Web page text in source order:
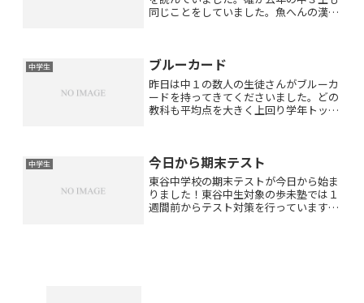
同じことをしていました。魚へんの漢字
あります。カラーのコピ...
中学生 ブルーカード
昨日は中１の数人の生徒さんがブルーカ
ードを持ってきてくださいました。どの
教科も平均点を大きく上回り学年トップ
績をキープしておら...
中学生 今日から期末テスト
東谷中学校の期末テストが今日から始ま
りました！東谷中生対象の歩未塾では１
週間前からテスト対策を行っています。